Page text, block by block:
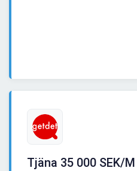
Tjäna 35 000 SEK/M